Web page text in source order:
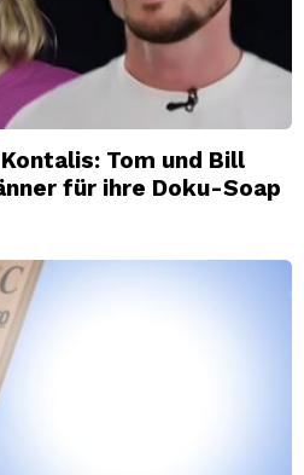
Tom und Bill
für ihre Doku-Soap